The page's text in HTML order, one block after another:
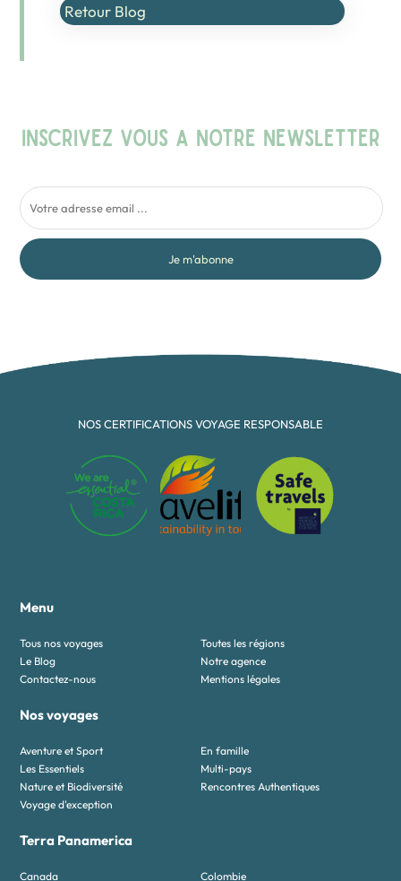
Retour Blog
INSCRIVEZ VOUS A NOTRE NEWSLETTER
Je m'abonne
NOS CERTIFICATIONS VOYAGE RESPONSABLE
Menu
Tous nos voyages
Toutes les régions
Le Blog
Notre agence
Contactez-nous
Mentions légales
Nos voyages
Aventure et Sport
En famille
Les Essentiels
Multi-pays
Nature et Biodiversité
Rencontres Authentiques
Voyage d'exception
Terra Panamerica
Canada Colombie